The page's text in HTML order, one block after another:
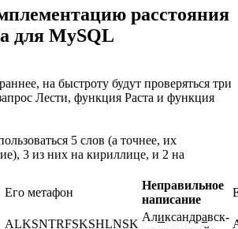
расстояния
для MySQL
на быстроту будут проверяться три
Лести, функция Раста и функция
5 слов (а точнее, их
3 из них на кириллице, и 2 на
Его метафон
Неправильное
написание
ALKSNTRFSKSHLNSK
Аликсандравск-